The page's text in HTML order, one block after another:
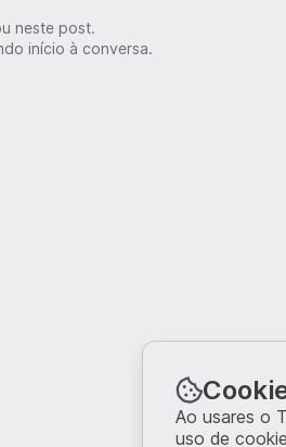
neste post.
início à conversa.
Ao usares o
uso de